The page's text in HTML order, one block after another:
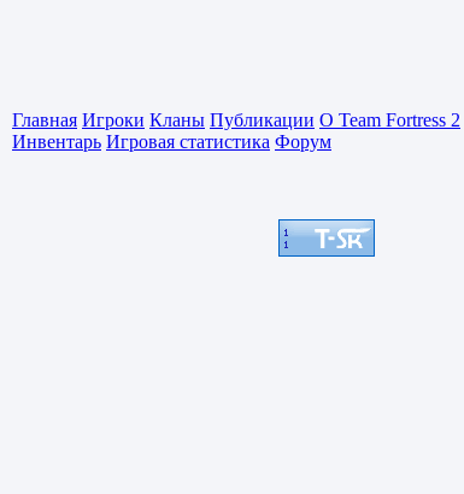
Главная Игроки Кланы Публикации О Team Fortress 2
Инвентарь Игровая статистика Форум